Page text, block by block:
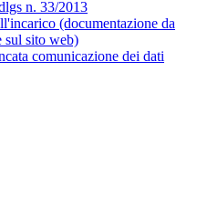
n. 33/2013
(documentazione da
sul sito web)
comunicazione dei dati